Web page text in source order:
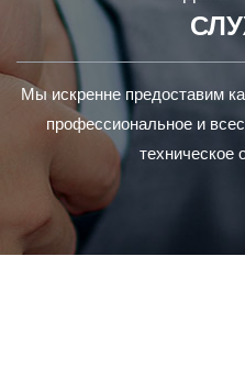
Мы искренне предоставим
профессиональное и
техническое